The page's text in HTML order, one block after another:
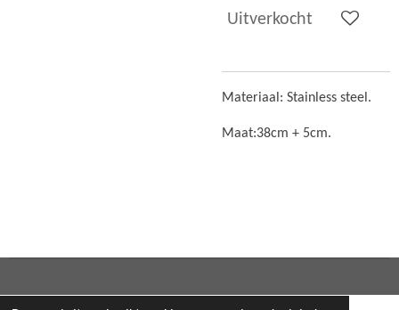
Uitverkocht
Materiaal: Stainless steel.
Maat:38cm + 5cm.